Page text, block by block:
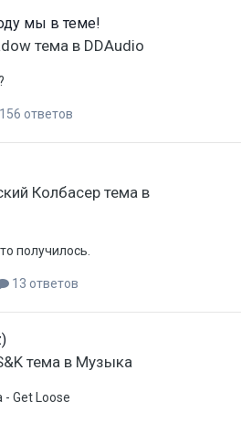
мы в теме!
тема в DDAudio
156 ответов
Колбасер тема в
получилось.
13 ответов
тема в Музыка
- Get Loose